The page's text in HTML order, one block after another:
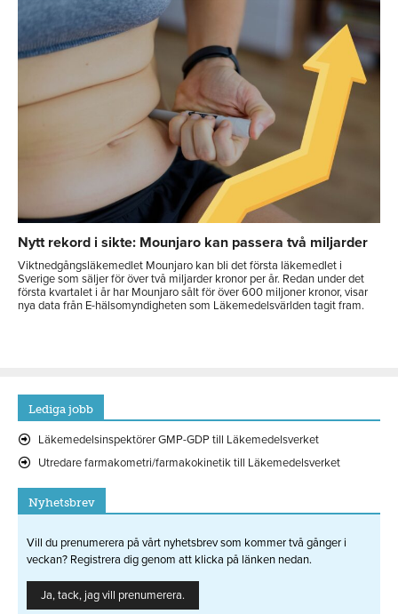
Nytt rekord i sikte: Mounjaro kan passera två miljarder
Viktnedgångsläkemedlet Mounjaro kan bli det första läkemedlet i
Sverige som säljer för över två miljarder kronor per år. Redan under det
första kvartalet i år har Mounjaro sålt för över 600 miljoner kronor, visar
nya data från E-hälsomyndigheten som Läkemedelsvärlden tagit fram.
Lediga jobb
Läkemedelsinspektörer GMP-GDP till Läkemedelsverket
Utredare farmakometri/farmakokinetik till Läkemedelsverket
Nyhetsbrev
Vill du prenumerera på vårt nyhetsbrev som kommer två gånger i
veckan? Registrera dig genom att klicka på länken nedan.
Ja, tack, jag vill prenumerera.